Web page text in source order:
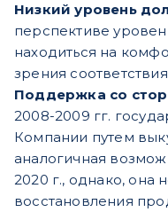
Низкий уровень
перспективе
находиться на
зрения
Поддержка со
2008-2009 гг.
Компании путем
аналогичная
2020 г., однако, она
восстановления